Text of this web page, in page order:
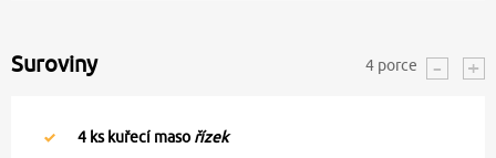
Suroviny 4 porce
4 ks kuřecí maso řízek